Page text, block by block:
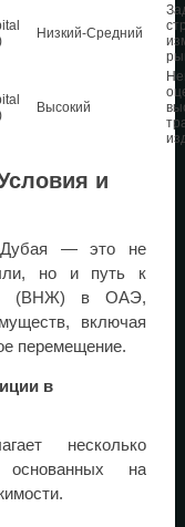
Низкий-Средний
Высокий
и
Дубая — это не
но и путь к
(ВНЖ) в ОАЭ,
включая
перемещение.
в
несколько
основанных на